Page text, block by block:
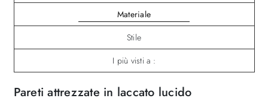
Materiale
Stile
I più visti a :
Pareti attrezzate in laccato lucido